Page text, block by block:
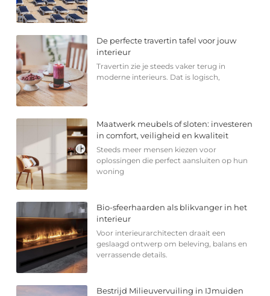
De perfecte travertin tafel voor jouw
interieur
Travertin zie je steeds vaker terug in
moderne interieurs. Dat is logisch,
Maatwerk meubels of sloten: investeren
in comfort, veiligheid en kwaliteit
Steeds meer mensen kiezen voor
oplossingen die perfect aansluiten op hun
woning
Bio-sfeerhaarden als blikvanger in het
interieur
Voor interieurarchitecten draait een
geslaagd ontwerp om beleving, balans en
verrassende details.
Bestrijd Milieuvervuiling in IJmuiden